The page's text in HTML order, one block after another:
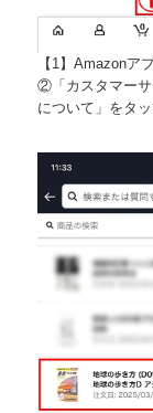
【1】Amazonア
②「カスタマー
について」をタ